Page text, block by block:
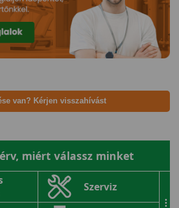
van? Kérjen visszahívást
miért válassz minket
Szerviz
...